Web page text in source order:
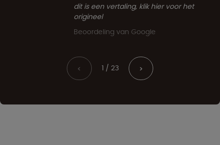
dit is een vertaling, klik hier voor het
origineel
Beoordeling van Google
< 1 / 23 >